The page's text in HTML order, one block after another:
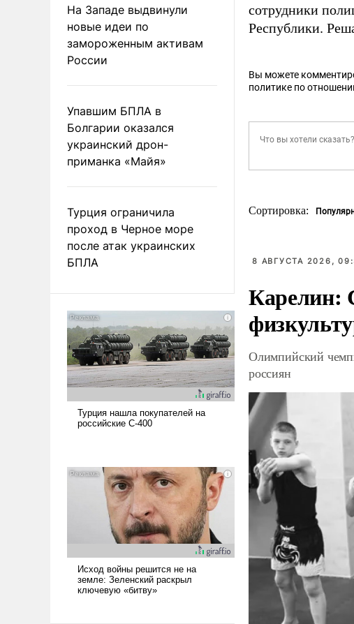
На Западе выдвинули
новые идеи по
замороженным активам
России
Упавшим БПЛА в
Болгарии оказался
украинский дрон-
приманка «Майя»
Турция ограничила
проход в Черное море
после атак украинских
БПЛА
сотрудники
Республики.
Вы можете
политике по
Сортировка:
8 АВГУСТА 2026,
Карелин:
Олимпийский
россиян